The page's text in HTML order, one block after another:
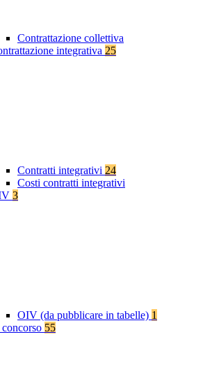
Contrattazione collettiva
integrativa 25
Contratti integrativi 24
Costi contratti integrativi
3
OIV (da pubblicare in tabelle) 1
55